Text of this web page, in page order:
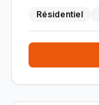
Résidentiel